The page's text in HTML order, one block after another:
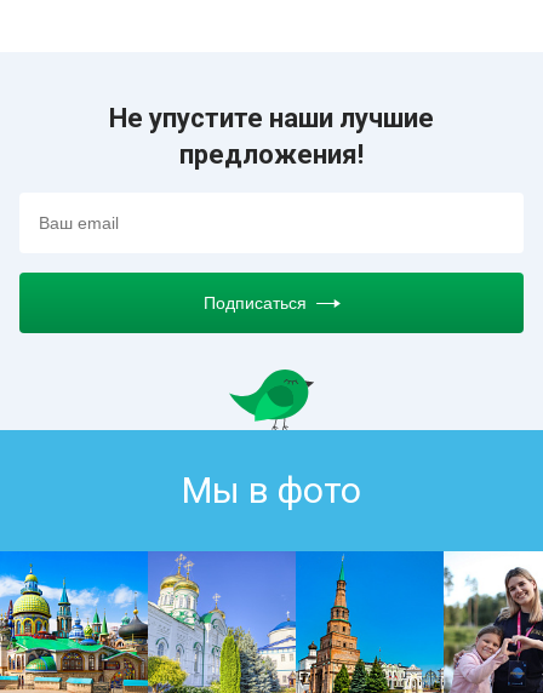
Не упустите наши лучшие
предложения!
Подписаться
Мы в фото